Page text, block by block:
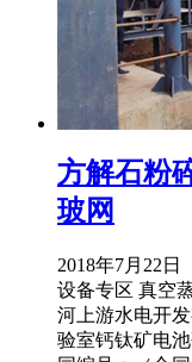
方解石粉
玻网
2018年7月22
设备专区 真空
河上游水电开
验室钙钛矿电